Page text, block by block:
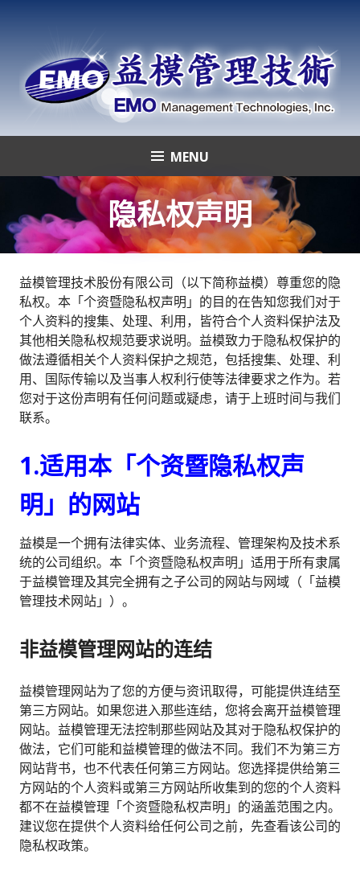
益模管理技術
MENU
隐私权声明
益模管理技术股份有限公司（以下简称益模）尊重您的隐
私权。本「个资暨隐私权声明」的目的在告知您我们对于
个人资料的搜集、处理、利用，皆符合个人资料保护法及
其他相关隐私权规范要求说明。益模致力于隐私权保护的
做法遵循相关个人资料保护之规范，包括搜集、处理、利
用、国际传输以及当事人权利行使等法律要求之作为。若
您对于这份声明有任何问题或疑虑，请于上班时间与我们
联系。
1.适用本「个资暨隐私权声
明」的网站
益模是一个拥有法律实体、业务流程、管理架构及技术系
统的公司组织。本「个资暨隐私权声明」适用于所有隶属
于益模管理及其完全拥有之子公司的网站与网域（「益模
管理技术网站」）。
非益模管理网站的连结
益模管理网站为了您的方便与资讯取得，可能提供连结至
第三方网站。如果您进入那些连结，您将会离开益模管理
网站。益模管理无法控制那些网站及其对于隐私权保护的
做法，它们可能和益模管理的做法不同。我们不为第三方
网站背书，也不代表任何第三方网站。您选择提供给第三
方网站的个人资料或第三方网站所收集到的您的个人资料
都不在益模管理「个资暨隐私权声明」的涵盖范围之内。
建议您在提供个人资料给任何公司之前，先查看该公司的
隐私权政策。